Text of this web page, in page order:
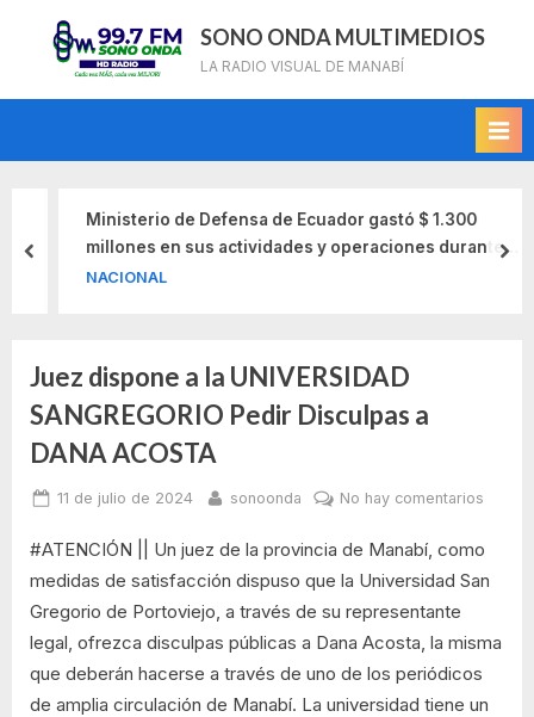
SONO ONDA MULTIMEDIOS
LA RADIO VISUAL DE MANABÍ
Ministerio de Defensa de Ecuador gastó $ 1.300
millones en sus actividades y operaciones durante
2021
NACIONAL
prev
Categoría:
Sin
categoría
Juez dispone a la UNIVERSIDAD
SANGREGORIO Pedir Disculpas a
DANA ACOSTA
Posted
11 de julio de 2024 By
sonoonda No hay comentarios
a
#ATENCIÓN || Un juez de la provincia de Manabí, como
medidas de satisfacción dispuso que la Universidad San
Gregorio de Portoviejo, a través de su representante
legal, ofrezca disculpas públicas a Dana Acosta, la misma
que deberán hacerse a través de uno de los periódicos
de amplia circulación de Manabí. La universidad tiene un